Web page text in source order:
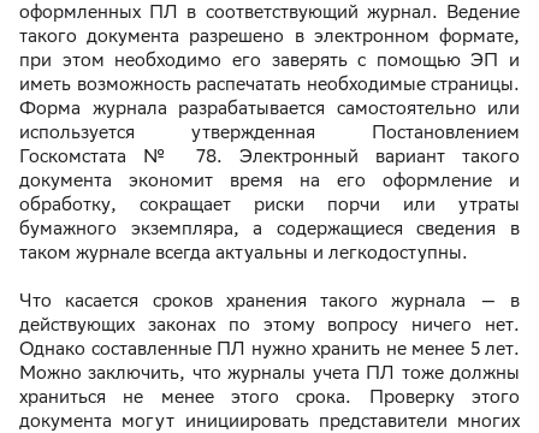
оформленных ПЛ в соответствующий журнал. Ведение
такого документа разрешено в электронном формате,
при этом необходимо его заверять с помощью ЭП и
иметь возможность распечатать необходимые страницы.
Форма журнала разрабатывается самостоятельно или
используется утвержденная Постановлением
Госкомстата № 78. Электронный вариант такого
документа экономит время на его оформление и
обработку, сокращает риски порчи или утраты
бумажного экземпляра, а содержащиеся сведения в
таком журнале всегда актуальны и легкодоступны.
Что касается сроков хранения такого журнала — в
действующих законах по этому вопросу ничего нет.
Однако составленные ПЛ нужно хранить не менее 5 лет.
Можно заключить, что журналы учета ПЛ тоже должны
храниться не менее этого срока. Проверку этого
документа могут инициировать представители многих